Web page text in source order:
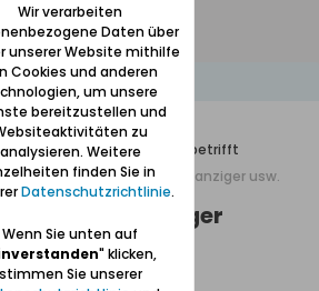
und alles was Danzig betrifft
DANZIG online - Bund der Danziger usw.
Bund der Danziger
Wir verarbeiten
Daten über
unserer Website mithilfe
Cookies und anderen
um unsere
bereitzustellen und
zu
analysieren. Weitere
finden Sie in
Datenschutzrichtlinie.
Wenn Sie unten auf
" klicken,
stimmen Sie unserer